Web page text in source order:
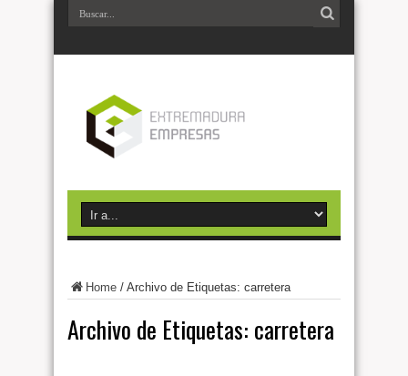
Home / Archivo de Etiquetas: carretera
Archivo de Etiquetas: carretera